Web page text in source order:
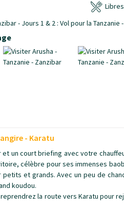
Libres
- Karatu
un court briefing avec votre
célèbre pour ses immenses
petits et grands. Avec un peu de
koudou.
la route vers Karatu pour